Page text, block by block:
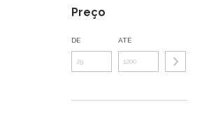
Preço
DE ATÉ